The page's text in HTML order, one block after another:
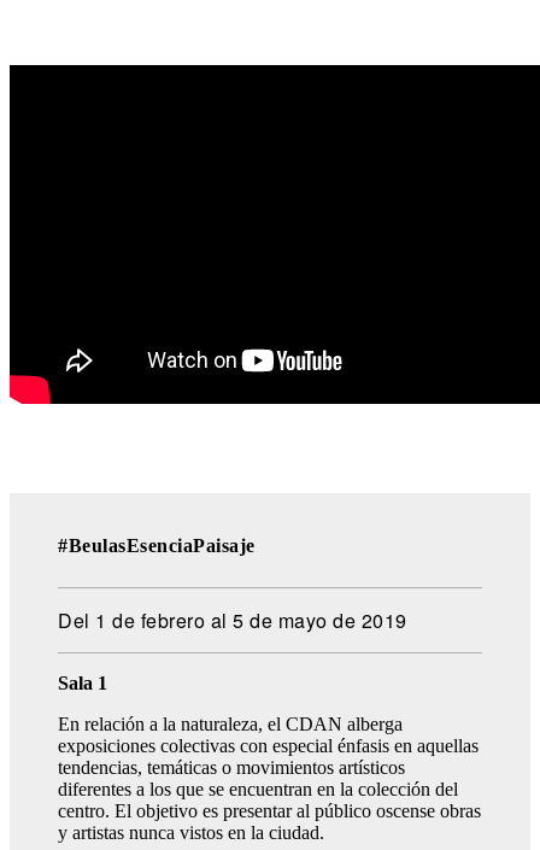
#BeulasEsenciaPaisaje
Del 1 de febrero al 5 de mayo de 2019
Sala 1
En relación a la naturaleza, el CDAN alberga
exposiciones colectivas con especial énfasis en aquellas
tendencias, temáticas o movimientos artísticos
diferentes a los que se encuentran en la colección del
centro. El objetivo es presentar al público oscense obras
y artistas nunca vistos en la ciudad.